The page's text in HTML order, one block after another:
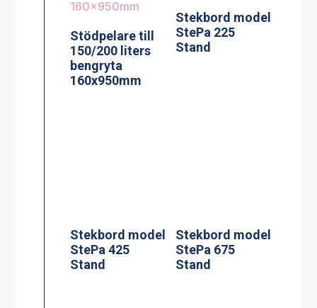
Stödpelare till
150/200 liters
bengryta
160x950mm
Stekbord model
StePa 225
Stand